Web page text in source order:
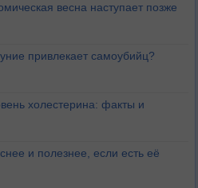
весна наступает позже
привлекает самоубийц?
холестерина: факты и
и полезнее, если есть её